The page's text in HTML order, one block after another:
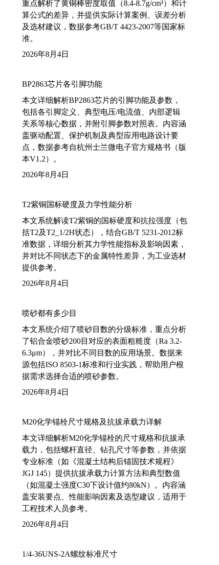
重点解析了黄铜棒密度取值（8.4-8.7g/cm³）和计
算公式的差异，并提供实际计算案例、误差分析
及选材建议，数据参考GB/T 4423-2007等国家标
准。
2026年8月4日
BP2863芯片各引脚功能
本文详细解析BP2863芯片的引脚功能及参数，
包括各引脚定义、典型电压/电流值、内部逻辑
关系等核心数据，并附引脚参数对照表。内容涵
盖驱动配置、保护机制及典型应用电路设计要
点，数据参考自杭州士兰微电子官方规格书（版
本V1.2）。
2026年8月4日
T2紫铜国标硬度及力学性能分析
本文系统解读T2紫铜的国标硬度和抗拉强度（包
括T2及T2_1/2H状态），结合GB/T 5231-2012标
准数据，详细分析其力学性能指标及影响因素，
并对比不同状态下的金属特性差异，为工业选材
提供参考。
2026年8月4日
喷砂都有多少目
本文系统介绍了喷砂目数的分级标准，重点分析
了铝合金喷砂200目对应的表面粗糙度（Ra 3.2-
6.3μm），并对比不同目数的应用场景。数据来
源包括ISO 8503-1标准和行业实践，帮助用户根
据需求选择合适的喷砂参数。
2026年8月4日
M20化学锚栓尺寸规格及抗拔承载力详解
本文详细解析M20化学锚栓的尺寸规格和抗拔承
载力，包括螺杆直径、钻孔尺寸等参数，并依据
专业标准（如《混凝土结构后锚固技术规程》
JGJ 145）提供抗拔承载力计算方法和典型数值
（如混凝土强度C30下设计值约80kN）。内容涵
盖安装要点、性能影响因素及选型建议，适用于
工程技术人员参考。
2026年8月4日
1/4-36UNS-2A螺纹标准尺寸